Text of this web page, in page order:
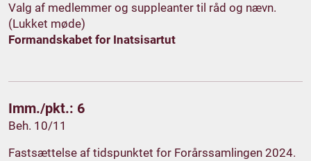
Valg af medlemmer og suppleanter til råd og nævn.
(Lukket møde)
Formandskabet for Inatsisartut
Imm./pkt.: 6
Beh. 10/11
Fastsættelse af tidspunktet for Forårssamlingen 2024.